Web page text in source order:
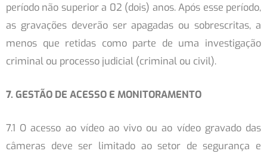
período não superior a 02 (dois) anos. Após esse período,
as gravações deverão ser apagadas ou sobrescritas, a
menos que retidas como parte de uma investigação
criminal ou processo judicial (criminal ou civil).
7. GESTÃO DE ACESSO E MONITORAMENTO
7.1 O acesso ao vídeo ao vivo ou ao vídeo gravado das
câmeras deve ser limitado ao setor de segurança e